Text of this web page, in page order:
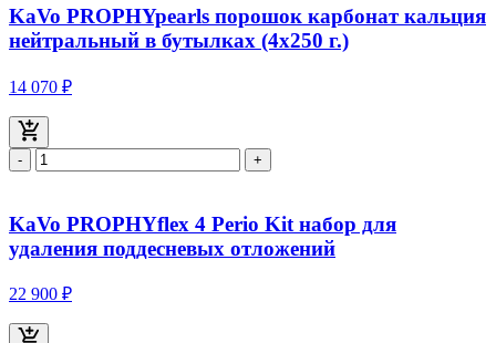
KaVo PROPHYpearls порошок карбонат кальция
нейтральный в бутылках (4x250 г.)
14 070 ₽
- +
KaVo PROPHYflex 4 Perio Kit набор для
удаления поддесневых отложений
22 900 ₽